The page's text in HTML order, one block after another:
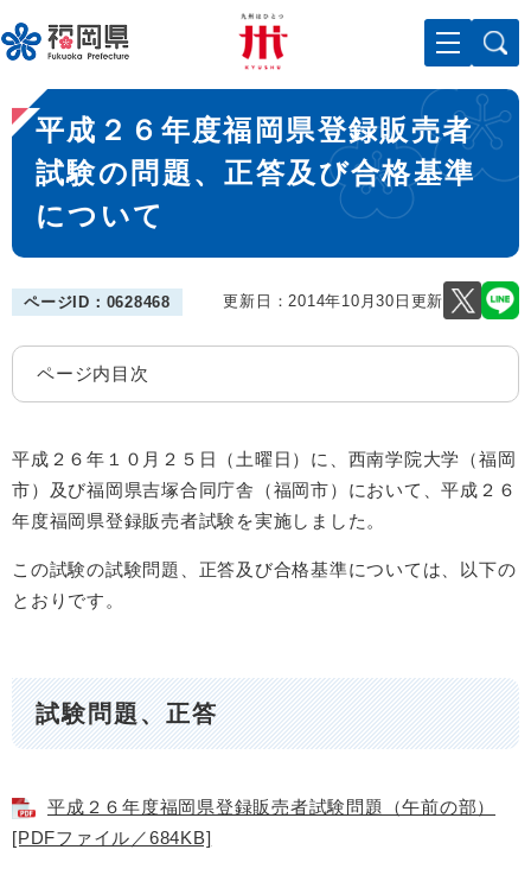
ー
ジ
先
頭
メニューを飛ばして本文へ
本
文
平成２６年度福岡県登録販売者
試験の問題、正答及び合格基準
について
ページID：0628468 更新日：2014年10月30日更新
ページ内目次
平成２６ 年１０月２５日（土曜日）に、西南学院大学（福岡
市）及び福岡県吉塚合同庁舎（福岡市）において、平成２６
年度福岡県登録販売者試験を実施しました。
この試験の試験問題、正答及び合格基準については、以下の
とおりです。
試験問題、正答
平成２６年度福岡県登録販売者試験問題（午前の部）
[PDFファイル／684KB]